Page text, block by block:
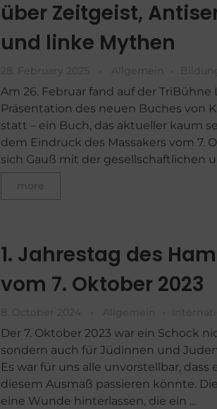
über Zeitgeist,
und linke Mythen
28. February 2025 Allgemein
Am 26. Februar fand auf der TriBühne
Präsentation des neuen Buches von
statt – ein Buch, das aktueller kaum
dem Eindruck des Massakers vom 7.
sich Gauß mit der gesellschaftlichen
more
1. Jahrestag des
vom 7. Oktober 2023
8. October 2024 Allgemein
Der 7. Oktober 2023 war ein Schock
sondern auch für Jüdinnen und
Es war für uns alle unvorstellbar, dass
diesem Ausmaß passieren könnte.
eine Wunde hinterlassen, die ein ...